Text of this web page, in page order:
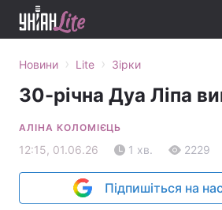
Новини › Lite › Зірки
30-річна Дуа Ліпа
АЛІНА КОЛОМІЄЦЬ
12:15, 01.06.26 1 хв. 2229
Підпишіться на